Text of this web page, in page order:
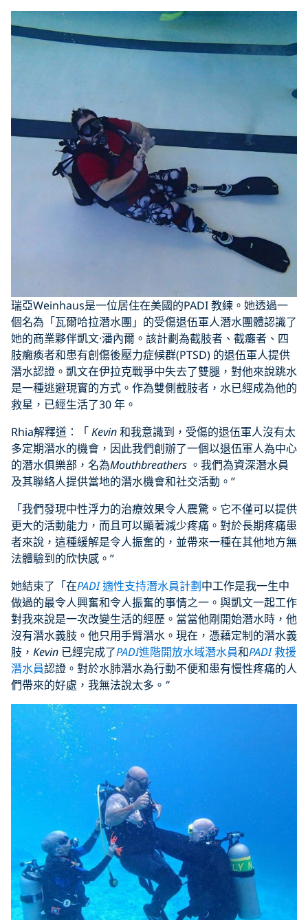
瑞亞Weinhaus是一位居住在美國的PADI 教練。她透過一
個名為「瓦爾哈拉潛水團」的受傷退伍軍人潛水團體認識了
她的商業夥伴凱文·潘內爾。該計劃為截肢者、截癱者、四
肢癱瘓者和患有創傷後壓力症候群(PTSD) 的退伍軍人提供
潛水認證。凱文在伊拉克戰爭中失去了雙腿，對他來說跳水
是一種逃避現實的方式。作為雙側截肢者，水已經成為他的
救星，已經生活了30 年。
Rhia解釋道：「Kevin和我意識到，受傷的退伍軍人沒有太
多定期潛水的機會，因此我們創辦了一個以退伍軍人為中心
的潛水俱樂部，名為Mouthbreathers 。我們為資深潛水員
及其聯絡人提供當地的潛水機會和社交活動。”
「我們發現中性浮力的治療效果令人震驚。它不僅可以提供
更大的活動能力，而且可以顯著減少疼痛。對於長期疼痛患
者來說，這種緩解是令人振奮的，並帶來一種在其他地方無
法體驗到的欣快感。”
她結束了「在PADI適性支持潛水員計劃中工作是我一生中
做過的最令人興奮和令人振奮的事情之一。與凱文一起工作
對我來說是一次改變生活的經歷。當當他剛開始潛水時，他
沒有潛水義肢。他只用手臂潛水。現在，憑藉定制的潛水義
肢， Kevin 已經完成了PADI進階開放水域潛水員和PADI救援
潛水員認證。對於水肺潛水為行動不便和患有慢性疼痛的人
們帶來的好處，我無法說太多。 ”